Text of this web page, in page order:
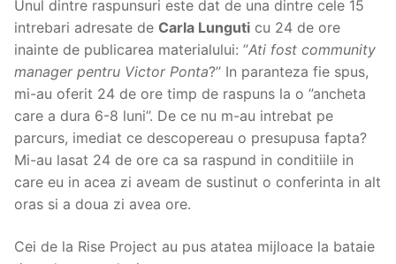
Unul dintre raspunsuri este dat de una dintre cele 15
intrebari adresate de Carla Lunguti cu 24 de ore
inainte de publicarea materialului: ’’Ati fost community
manager pentru Victor Ponta?’’ In paranteza fie spus,
mi-au oferit 24 de ore timp de raspuns la o ’’ancheta
care a dura 6-8 luni’’. De ce nu m-au intrebat pe
parcurs, imediat ce descopereau o presupusa fapta?
Mi-au lasat 24 de ore ca sa raspund in conditiile in
care eu in acea zi aveam de sustinut o conferinta in alt
oras si a doua zi avea ore.
Cei de la Rise Project au pus atatea mijloace la bataie